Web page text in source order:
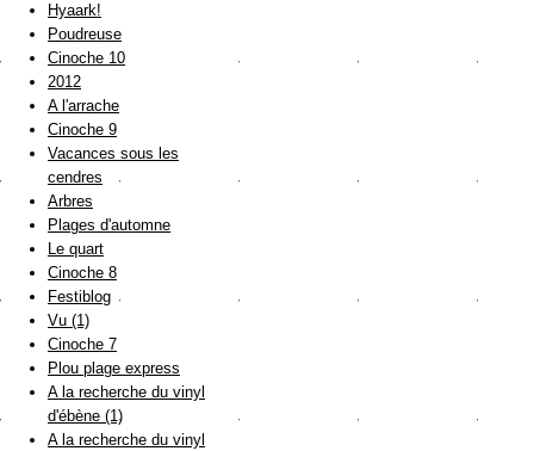
Hyaark!
Poudreuse
Cinoche 10
2012
A l'arrache
Cinoche 9
Vacances sous les
cendres
Arbres
Plages d'automne
Le quart
Cinoche 8
Festiblog
Vu (1)
Cinoche 7
Plou plage express
A la recherche du vinyl
d'ébène (1)
A la recherche du vinyl